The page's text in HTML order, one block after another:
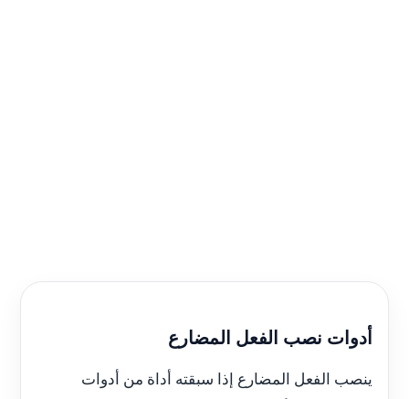
أدوات نصب الفعل المضارع
ينصب الفعل المضارع إذا سبقته أداة من أدوات